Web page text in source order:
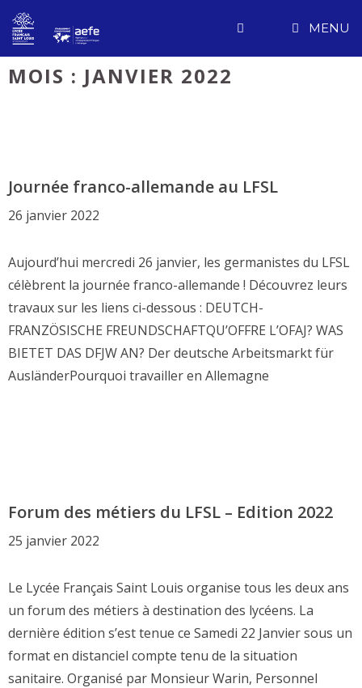
Aller
au
contenu
MENU
MOIS : JANVIER 2022
Journée franco-allemande au LFSL
26 janvier 2022
Aujourd’hui mercredi 26 janvier, les germanistes du LFSL
célèbrent la journée franco-allemande ! Découvrez leurs
travaux sur les liens ci-dessous : DEUTCH-
FRANZÖSISCHE FREUNDSCHAFTQU’OFFRE L’OFAJ? WAS
BIETET DAS DFJW AN? Der deutsche Arbeitsmarkt für
AusländerPourquoi travailler en Allemagne
Forum des métiers du LFSL – Edition 2022
25 janvier 2022
Le Lycée Français Saint Louis organise tous les deux ans
un forum des métiers à destination des lycéens. La
dernière édition s’est tenue ce Samedi 22 Janvier sous un
format en distanciel compte tenu de la situation
sanitaire. Organisé par Monsieur Warin, Personnel